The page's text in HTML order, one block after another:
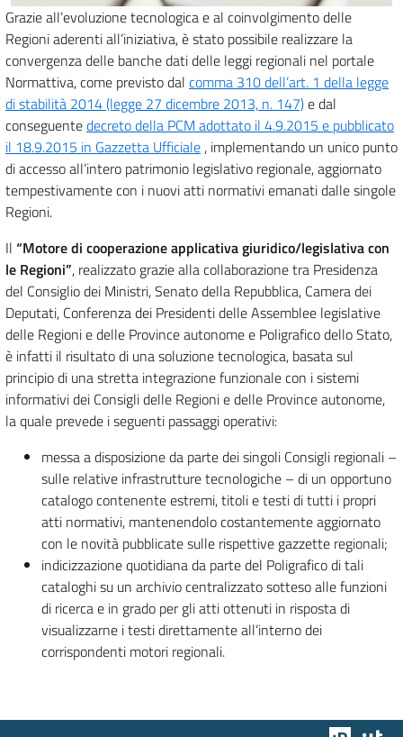
Grazie all’evoluzione tecnologica e al coinvolgimento delle
Regioni aderenti all’iniziativa, è stato possibile realizzare la
convergenza delle banche dati delle leggi regionali nel portale
Normattiva, come previsto dal comma 310 dell’art. 1 della legge
di stabilità 2014 (legge 27 dicembre 2013, n. 147)e dal
conseguentedecreto della PCM adottato il 4.9.2015 e pubblicato
il 18.9.2015 in Gazzetta Ufficiale , implementando un unico punto
di accesso all’intero patrimonio legislativo regionale, aggiornato
tempestivamente con i nuovi atti normativi emanati dalle singole
Regioni.
Il “Motore di cooperazione applicativa giuridico/legislativa con
le Regioni”, realizzato grazie alla collaborazione tra Presidenza
del Consiglio dei Ministri, Senato della Repubblica, Camera dei
Deputati, Conferenza dei Presidenti delle Assemblee legislative
delle Regioni e delle Province autonome e Poligrafico dello Stato,
è infatti il risultato di una soluzione tecnologica, basata sul
principio di una stretta integrazione funzionale con i sistemi
informativi dei Consigli delle Regioni e delle Province autonome,
la quale prevede i seguenti passaggi operativi:
messa a disposizione da parte dei singoli Consigli regionali –
sulle relative infrastrutture tecnologiche – di un opportuno
catalogo contenente estremi, titoli e testi di tutti i propri
atti normativi, mantenendolo costantemente aggiornato
con le novità pubblicate sulle rispettive gazzette regionali;
indicizzazione quotidiana da parte del Poligrafico di tali
cataloghi su un archivio centralizzato sotteso alle funzioni
di ricerca e in grado per gli atti ottenuti in risposta di
visualizzarne i testi direttamente all’interno dei
corrispondenti motori regionali.